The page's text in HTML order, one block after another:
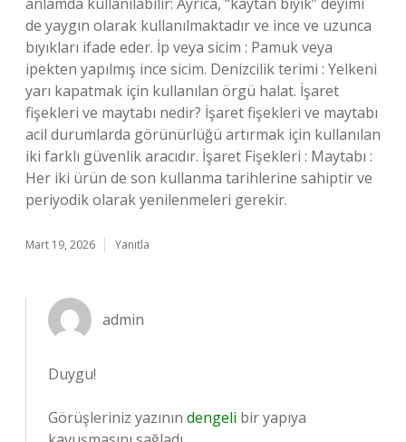
de yaygın olarak kullanılmaktadır ve ince ve uzunca
bıyıkları ifade eder. İp veya sicim : Pamuk veya
ipekten yapılmış ince sicim. Denizcilik terimi : Yelkeni
yarı kapatmak için kullanılan örgü halat. İşaret
fişekleri ve maytabı nedir? İşaret fişekleri ve maytabı
acil durumlarda görünürlüğü artırmak için kullanılan
iki farklı güvenlik aracıdır. İşaret Fişekleri : Maytabı :
Her iki ürün de son kullanma tarihlerine sahiptir ve
periyodik olarak yenilenmeleri gerekir.
Mart 19, 2026 Yanıtla
admin
Duygu!
Görüşleriniz yazının dengeli bir yapıya